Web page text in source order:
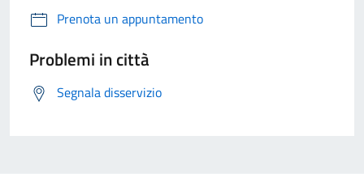
Prenota un appuntamento
Problemi in città
Segnala disservizio